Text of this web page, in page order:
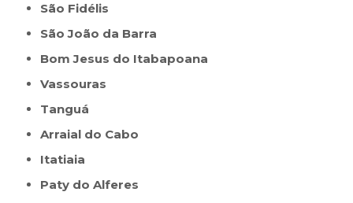
São Fidélis
São João da Barra
Bom Jesus do Itabapoana
Vassouras
Tanguá
Arraial do Cabo
Itatiaia
Paty do Alferes